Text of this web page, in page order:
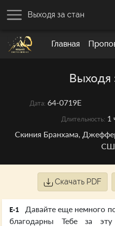
Главная
Выходя за стан
Выходя
Дата: 64-0719E
Длительность: 1
Скиния Бранхама,
Скачать PDF
E-1
Давайте еще немного
благодарны Тебе за